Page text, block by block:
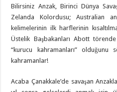
Bilirsiniz Anzak, Birinci Dünya
Zelanda Kolordusu; Australian
kelimelerinin ilk harflerinin
Üstelik Başbakanları Abott
“kurucu kahramanları”
kahramanlar!
Acaba Çanakkale’de savaşan